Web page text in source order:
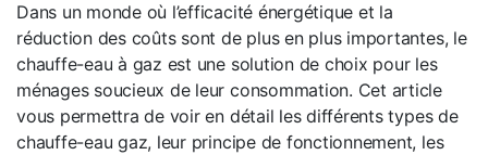
Dans un monde où l’efficacité énergétique et la
réduction des coûts sont de plus en plus importantes, le
chauffe-eau à gaz est une solution de choix pour les
ménages soucieux de leur consommation. Cet article
vous permettra de voir en détail les différents types de
chauffe-eau gaz, leur principe de fonctionnement, les